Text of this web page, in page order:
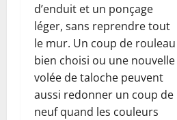
d’enduit et un ponçage
léger, sans reprendre tout
le mur. Un coup de rouleau
bien choisi ou une nouvelle
volée de taloche peuvent
aussi redonner un coup de
neuf quand les couleurs